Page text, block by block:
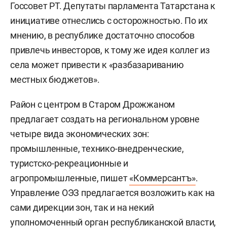
Госсовет РТ. Депутаты парламента Татарстана к
инициативе отнеслись с осторожностью. По их
мнению, в республике достаточно способов
привлечь инвесторов, к тому же идея коллег из
села может привести к «разбазариванию
местных бюджетов».
Район с центром в Старом Дрожжаном
предлагает создать на региональном уровне
четыре вида экономических зон:
промышленные, технико-внедренческие,
туристско-рекреационные и
агропромышленные, пишет«Коммерсантъ».
Управление ОЭЗ предлагается возложить как на
сами дирекции зон, так и на некий
уполномоченный орган республиканской власти,